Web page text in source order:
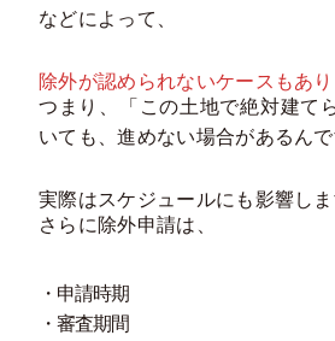
などによって、
除外が認められないケースもあり
つまり、「この土地で絶対建て
いても、進めない場合があるんで
実際はスケジュールにも影響し
さらに除外申請は、
・申請時期
・審査期間